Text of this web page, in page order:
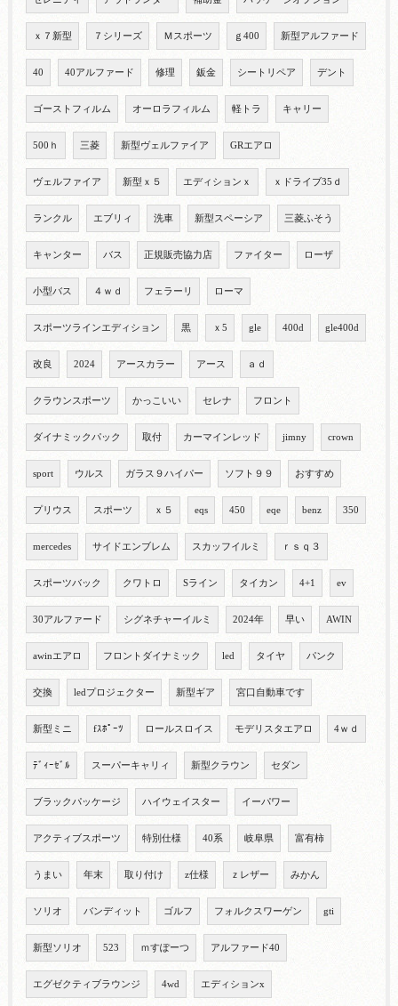
ｘ７新型 ７シリーズ Ｍスポーツ ｇ400 新型アルファード
40 40アルファード 修理 鈑金 シートリペア デント
ゴーストフィルム オーロラフィルム 軽トラ キャリー
500ｈ 三菱 新型ヴェルファイア GRエアロ
ヴェルファイア 新型ｘ５ エディションｘ ｘドライブ35ｄ
ランクル エブリィ 洗車 新型スペーシア 三菱ふそう
キャンター バス 正規販売協力店 ファイター ローザ
小型バス ４ｗｄ フェラーリ ローマ
スポーツラインエディション 黒 ｘ5 gle 400d gle400d
改良 2024 アースカラー アース ａｄ
クラウンスポーツ かっこいい セレナ フロント
ダイナミックパック 取付 カーマインレッド jimny crown
sport ウルス ガラス９ハイパー ソフト９９ おすすめ
プリウス スポーツ ｘ５ eqs 450 eqe benz 350
mercedes サイドエンブレム スカッフイルミ ｒｓｑ３
スポーツバック クワトロ Sライン タイカン 4+1 ev
30アルファード シグネチャーイルミ 2024年 早い AWIN
awinエアロ フロントダイナミック led タイヤ パンク
交換 ledプロジェクター 新型ギア 宮口自動車です
新型ミニ fｽﾎﾟｰﾂ ロールスロイス モデリスタエアロ 4ｗｄ
ﾃﾞｨｰｾﾞﾙ スーパーキャリィ 新型クラウン セダン
ブラックパッケージ ハイウェイスター イーパワー
アクティブスポーツ 特別仕様 40系 岐阜県 富有柿
うまい 年末 取り付け z仕様 ｚレザー みかん
ソリオ バンディット ゴルフ フォルクスワーゲン gti
新型ソリオ 523 ｍすぽーつ アルファード40
エグゼクティブラウンジ 4wd エディションx